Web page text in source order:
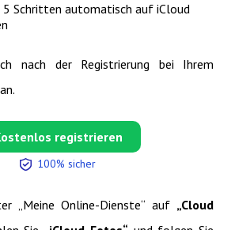
Schritten automatisch auf iCloud
nach der Registrierung bei Ihrem
registrieren
100% sicher
„Meine Online-Dienste“ auf „Cloud